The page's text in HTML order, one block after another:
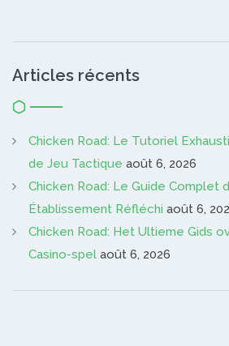
Articles récents
Chicken Road: Le Tutoriel
de Jeu Tactique août 6, 2026
Chicken Road: Le Guide Complet
Établissement Réfléchi août 6,
Chicken Road: Het Ultieme Gids
Casino-spel août 6, 2026